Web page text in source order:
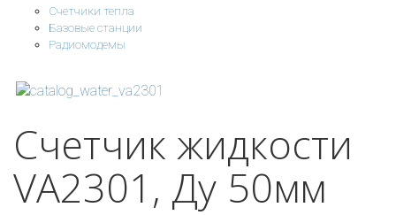
Счетчики тепла
Базовые станции
Радиомодемы
Счетчик жидкости
VA2301, Ду 50мм